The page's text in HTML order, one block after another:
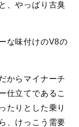
、やっぱり古臭
な味付けのV8の
からマイナーチ
仕立てであるこ
たりとした乗り
、けっこう需要